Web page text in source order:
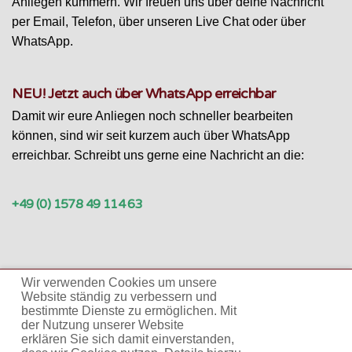
per Email, Telefon, über unseren Live Chat oder über
WhatsApp.
NEU! Jetzt auch über WhatsApp erreichbar
Damit wir eure Anliegen noch schneller bearbeiten
können, sind wir seit kurzem auch über WhatsApp
erreichbar. Schreibt uns gerne eine Nachricht an die:
+49 (0) 1578 49 114 63
Wir verwenden Cookies um unsere
Website ständig zu verbessern und
bestimmte Dienste zu ermöglichen. Mit
der Nutzung unserer Website
erklären Sie sich damit einverstanden,